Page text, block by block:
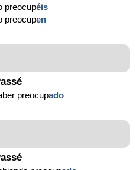
preocupéis
preocupen
preocupado